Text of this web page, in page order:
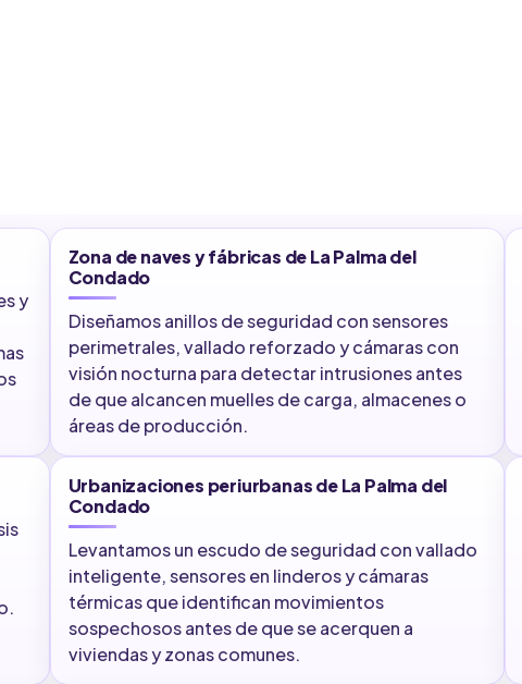
y
Zona de naves y fábricas de La Palma del
Condado
Diseñamos anillos de seguridad con sensores
perimetrales, vallado reforzado y cámaras con
visión nocturna para detectar intrusiones antes
de que alcancen muelles de carga, almacenes o
áreas de producción.
Urbanizaciones periurbanas de La Palma del
Condado
Levantamos un escudo de seguridad con vallado
inteligente, sensores en linderos y cámaras
térmicas que identifican movimientos
sospechosos antes de que se acerquen a
viviendas y zonas comunes.